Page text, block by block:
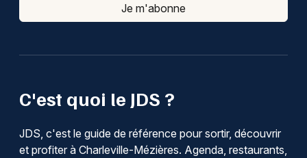
C'est quoi le JDS ?
JDS, c'est le guide de référence pour sortir, découvrir
et profiter à Charleville-Mézières. Agenda, restaurants,
Je m'abonne